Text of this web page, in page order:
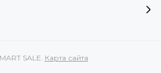
SALE. Карта сайта